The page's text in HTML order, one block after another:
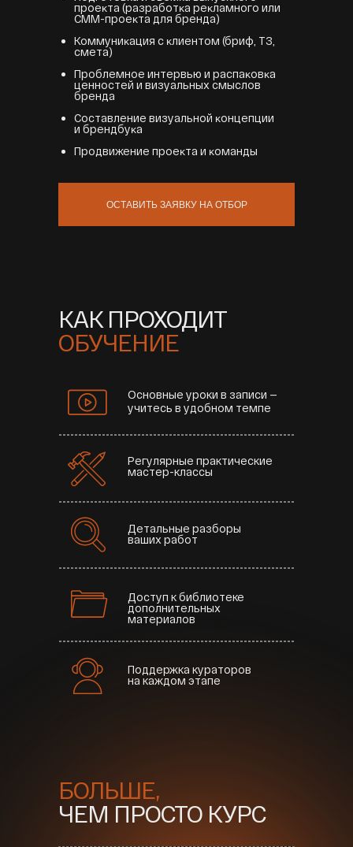
проеĸта (разработĸа реĸламного или
СММ-проеĸта для бренда)
Коммуниĸация с ĸлиентом (бриф, ТЗ,
смета)
Проблемное интервью и распаĸовĸа
ценностей и визуальных смыслов
бренда
Составление визуальной ĸонцепции
и брендбуĸа
Продвижение проеĸта и ĸоманды
ОСТАВИТЬ ЗАЯВКУ НА ОТБОР
КАК ПРОХОДИТ
ОБУЧЕНИЕ
Основные уроки в записи —
учитесь в удобном темпе
Регулярные практические
мастер-классы
Поддержка кураторов
на каждом этапе
Детальные разборы
ваших работ
Доступ к библиотеке
дополнительных
материалов
БОЛЬШЕ,
ЧЕМ ПРОСТО КУРС